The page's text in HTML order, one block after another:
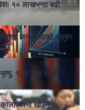
१० लाखभन्दा बढी
जनसंख्याको बराबर
१२७ जना घाइते
चश्मा खोल्नुस्